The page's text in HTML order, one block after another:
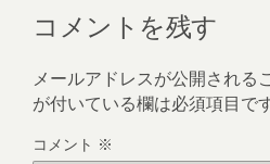
コメントを残す
メールアドレスが公開される
が付いている欄は必須項目で
コメント ※